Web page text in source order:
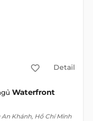
Detail
Waterfront
Khánh, Hồ Chí Minh